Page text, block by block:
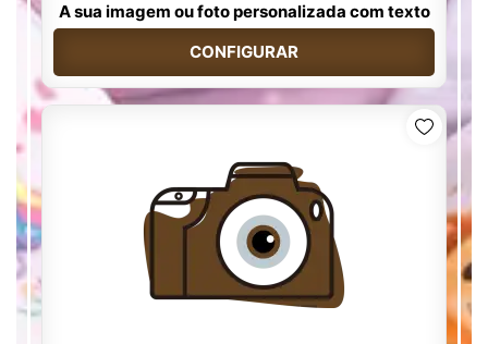
A sua imagem ou foto personalizada com texto
CONFIGURAR